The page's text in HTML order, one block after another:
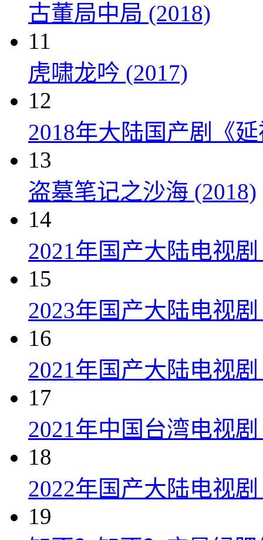
古董局中局 (2018)
11
虎啸龙吟 (2017)
12
2018年大陆国产剧《
13
盗墓笔记之沙海 (2018)
14
2021年国产大陆电视
15
2023年国产大陆电视
16
2021年国产大陆电视
17
2021年中国台湾电视
18
2022年国产大陆电视
19